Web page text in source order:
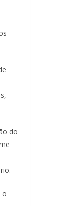
do
o